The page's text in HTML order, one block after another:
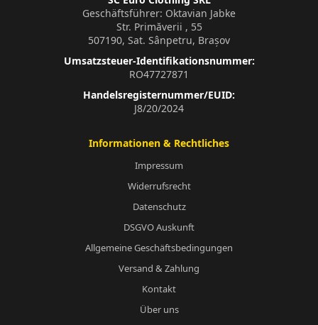
Geschäftsführer: Oktavian Jabke
Str. Primăverii , 55
507190, Sat. Sânpetru, Brașov
Umsatzsteuer-Identifikationsnummer:
RO47727871
Handelsregisternummer/EUID:
J8/20/2024
Informationen & Rechtliches
Impressum
Widerrufsrecht
Datenschutz
DSGVO Auskunft
Allgemeine Geschäftsbedingungen
Versand & Zahlung
Kontakt
Über uns